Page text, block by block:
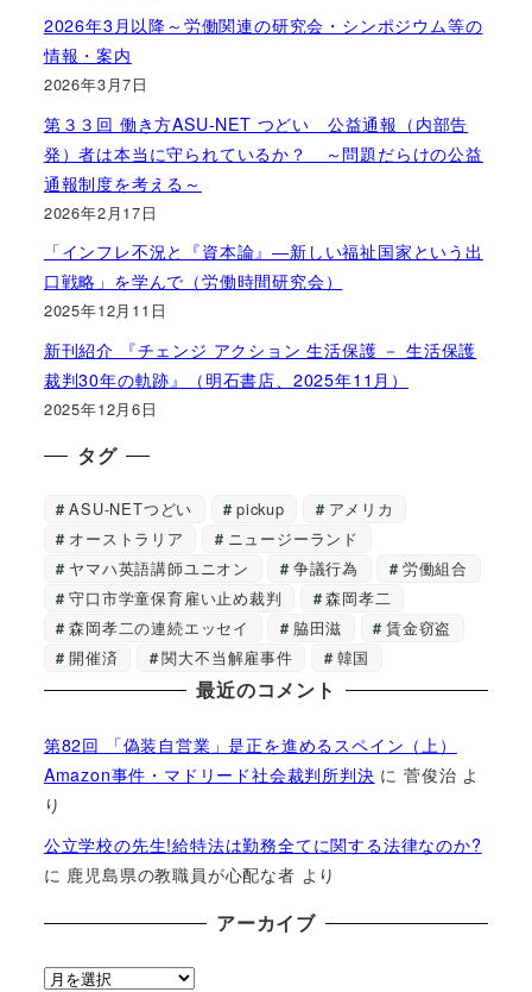
2026年3月以降～労働関連の研究会・シンポジウム等の
情報・案内
2026年3月7日
第３３回 働き方ASU-NET つどい 公益通報（内部告
発）者は本当に守られているか？ ～問題だらけの公益
通報制度を考える～
2026年2月17日
「インフレ不況と『資本論』―新しい福祉国家という出
口戦略」を学んで（労働時間研究会）
2025年12月11日
新刊紹介 『チェンジ アクション 生活保護 － 生活保護
裁判30年の軌跡』（明石書店、2025年11月）
2025年12月6日
タグ
ASU-NETつどい pickup
アメリカ
オーストラリア
ニュージーランド
ヤマハ英語講師ユニオン
争議行為
労働組合
守口市学童保育雇い止め裁判
森岡孝二
森岡孝二の連続エッセイ
脇田滋
賃金窃盗
開催済
関大不当解雇事件 韓国
最近のコメント
第82回 「偽装自営業」是正を進めるスペイン（上）
Amazon事件・マドリード社会裁判所判決 に菅俊治 よ
り
公立学校の先生!給特法は勤務全てに関する法律なのか?
に 鹿児島県の教職員が心配な者 より
アーカイブ
ア